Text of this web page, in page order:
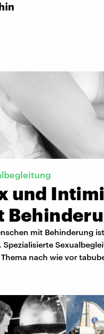
und
mit Behinderung
Spezialisierte
Thema nach wie vor